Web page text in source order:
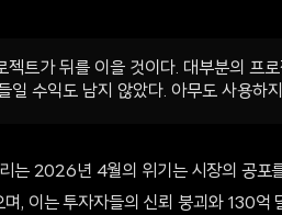
젝트가 뒤를 이을 것이다. 대부분의 프
일 수익도 남지 않았다. 아무도 사용하
는 2026년 4월의 위기는 시장의 공포
며, 이는 투자자들의 신뢰 붕괴와 130